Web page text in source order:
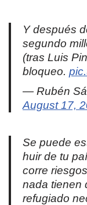
Y después
segundo
(tras Luis
bloqueo.
— Rubén
August 17,
Se puede
huir de tu
corre
nada tienen
refugiado